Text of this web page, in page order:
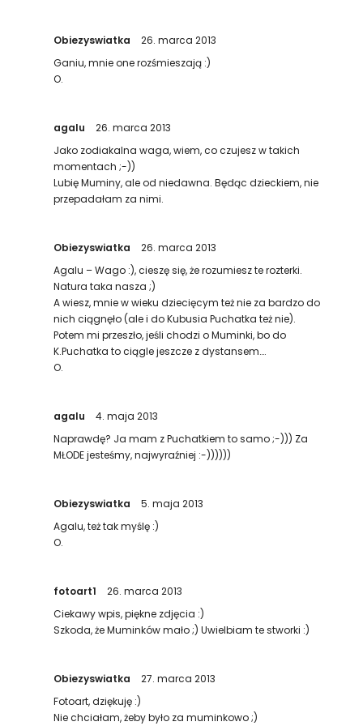
Obiezyswiatka
26. marca 2013
Ganiu, mnie one rozśmieszają :)
O.
agalu
26. marca 2013
Jako zodiakalna waga, wiem, co czujesz w takich
momentach ;-))
Lubię Muminy, ale od niedawna. Będąc dzieckiem, nie
przepadałam za nimi.
Obiezyswiatka
26. marca 2013
Agalu – Wago :), cieszę się, że rozumiesz te rozterki.
Natura taka nasza ;)
A wiesz, mnie w wieku dziecięcym też nie za bardzo do
nich ciągnęło (ale i do Kubusia Puchatka też nie).
Potem mi przeszło, jeśli chodzi o Muminki, bo do
K.Puchatka to ciągle jeszcze z dystansem….
O.
agalu
4. maja 2013
Naprawdę? Ja mam z Puchatkiem to samo ;-))) Za
MŁODE jesteśmy, najwyraźniej :-))))))
Obiezyswiatka
5. maja 2013
Agalu, też tak myślę :)
O.
fotoart1
26. marca 2013
Ciekawy wpis, piękne zdjęcia :)
Szkoda, że Muminków mało ;) Uwielbiam te stworki :)
Obiezyswiatka
27. marca 2013
Fotoart, dziękuję :)
Nie chciałam, żeby było za muminkowo ;)